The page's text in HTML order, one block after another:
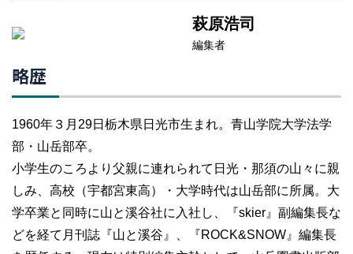
萩原浩司
編集者
略歴
1960年３月29日栃木県日光市生まれ。青山学院大学法学
部・山岳部卒。
小学生のころより父親に連れられて日光・那須の山々に親
しみ、高校（宇都宮東高）・大学時代は山岳部に所属。大
学卒業と同時に山と溪谷社に入社し、『skier』副編集長な
どを経て月刊誌『山と溪谷』、『ROCK&SNOW』編集長